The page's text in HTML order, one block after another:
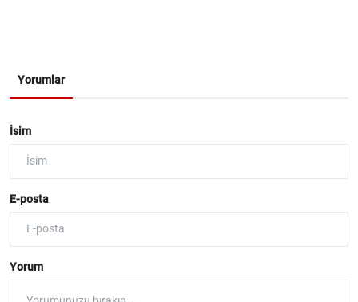
Yorumlar
İsim
E-posta
Yorum